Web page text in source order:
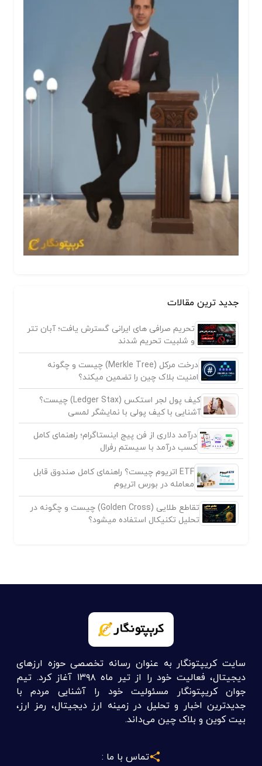
جدید ترین مقالات
تحریم صرافی های ایرانی گسترش یافت؛ آبان تتر
و شلبیت تحریم شدند
درخت مرکل (Merkle Tree) چیست و چگونه
امنیت بلاک چین را تضمین میکند؟
کیف پول لجر استکس (Ledger Stax) چیست؟
آشنایی با کیف پولی با نمایشگر لمسی
درآمد دلاری از فن پیج اینستاگرام؛ راهنمای کامل
کسب درآمد با سیستم رفرال
ETF اتریوم چیست؟ راهنمای کامل صندوق قابل
معامله در بورس اتریوم
تقاطع طلایی (Golden Cross) چیست و چگونه در
تحلیل تکنیکال استفاده میشود؟
سایت کریپتونگار به عنوان رسانه تخصصی حوزه ارزهای
دیجیتال، فعالیت خود را از تیر ماه ۱۳۹۸ آغاز کرد. تیم
جوان کریپتونگار مسئولیت خود را آشنایی مردم با
جدیدترین اخبار و تحلیل در زمینه ارز دیجیتال، رمز ارز،
بیت کوین و بلاک چین می‌داند.
تماس با ما :